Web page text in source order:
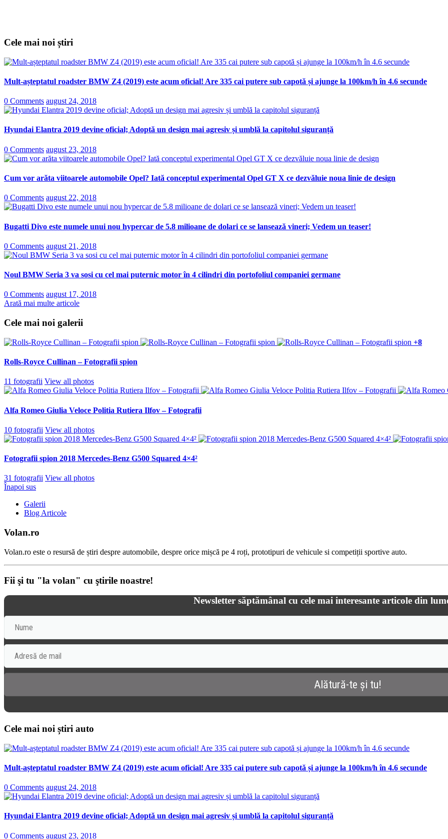
Cele mai noi știri
Mult-așteptatul roadster BMW Z4 (2019) este acum oficial! Are 335 cai putere sub capotă și ajunge la 100km/h în 4.6 secunde
0 Comments august 24, 2018
Hyundai Elantra 2019 devine oficial; Adoptă un design mai agresiv și umblă la capitolul siguranță
0 Comments august 23, 2018
Cum vor arăta viitoarele automobile Opel? Iată conceptul experimental Opel GT X ce dezvăluie noua linie de design
0 Comments august 22, 2018
Bugatti Divo este numele unui nou hypercar de 5.8 milioane de dolari ce se lansează vineri; Vedem un teaser!
0 Comments august 21, 2018
Noul BMW Seria 3 va sosi cu cel mai puternic motor în 4 cilindri din portofoliul companiei germane
0 Comments august 17, 2018
Arată mai multe articole
Cele mai noi galerii
+8
Rolls-Royce Cullinan – Fotografii spion
11 fotografii View all photos
Alfa Romeo Giulia Veloce Politia Rutiera Ilfov – Fotografii
10 fotografii View all photos
Fotografii spion 2018 Mercedes-Benz G500 Squared 4×4²
31 fotografii View all photos
Înapoi sus
Galerii
Blog Articole
Volan.ro
Volan.ro este o resursă de știri despre automobile, despre orice mișcă pe 4 roți, prototipuri de vehicule si competiții sportive auto.
Fii şi tu "la volan" cu ştirile noastre!
Newsletter săptămânal cu cele mai interesante articole din
Cele mai noi știri auto
Mult-așteptatul roadster BMW Z4 (2019) este acum oficial! Are 335 cai putere sub capotă și ajunge la 100km/h în 4.6 secunde
0 Comments august 24, 2018
Hyundai Elantra 2019 devine oficial; Adoptă un design mai agresiv și umblă la capitolul siguranță
0 Comments august 23, 2018